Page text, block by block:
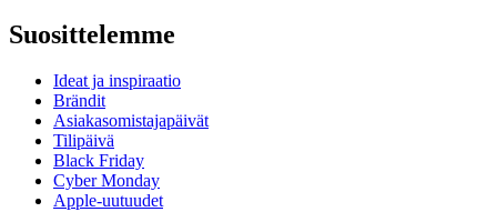
Suosittelemme
Ideat ja inspiraatio
Brändit
Asiakasomistajapäivät
Tilipäivä
Black Friday
Cyber Monday
Apple-uutuudet